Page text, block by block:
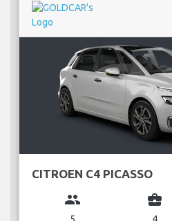
CITROEN C4 PICASSO
group business_center